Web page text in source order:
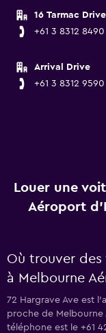
16 Tarmac Drive
+61 3 8312 8490
Arrival Drive
+61 3 8312 9590
Louer une
Aéroport
Où trouver
à Melbourne
72 Hargrave Ave est
proche de
téléphone est le +61